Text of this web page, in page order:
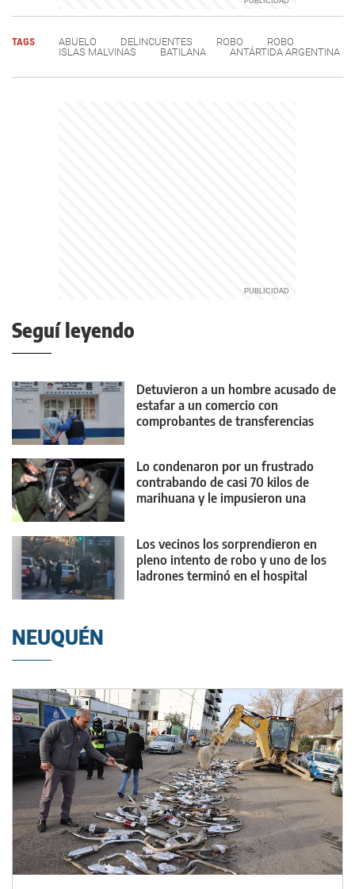
TAGS ABUELO DELINCUENTES ROBO
ROBO
ISLAS MALVINAS
BATILANA ANTÁRTIDA ARGENTINA
Seguí leyendo
Detuvieron a un hombre acusado de
estafar a un comercio con
comprobantes de transferencias
Lo condenaron por un frustrado
contrabando de casi 70 kilos de
marihuana y le impusieron una
Los vecinos los sorprendieron en
pleno intento de robo y uno de los
ladrones terminó en el hospital
NEUQUÉN